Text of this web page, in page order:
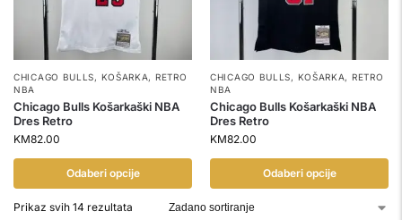
CHICAGO BULLS, KOŠARKA, RETRO
NBA
Chicago Bulls Košarkaški NBA
Dres Retro
KM82.00
Odaberi opcije
CHICAGO BULLS, KOŠARKA, RETRO
NBA
Chicago Bulls Košarkaški NBA
Dres Retro
KM82.00
Odaberi opcije
Prikaz svih 14 rezultata